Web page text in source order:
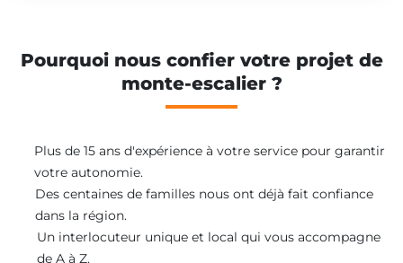
Pourquoi nous confier votre projet de
monte-escalier ?
Plus de 15 ans d'expérience à votre service pour garantir
votre autonomie.
Des centaines de familles nous ont déjà fait confiance
dans la région.
Un interlocuteur unique et local qui vous accompagne
de A à Z.